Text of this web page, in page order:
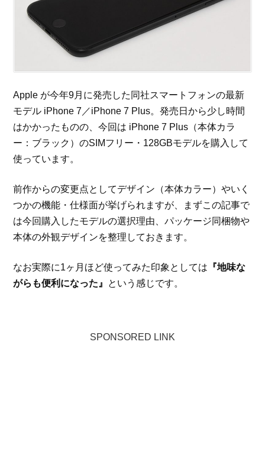
Apple が今年9月に発売した同社スマートフォンの最新
モデル iPhone 7／iPhone 7 Plus。発売日から少し時間
はかかったものの、今回は iPhone 7 Plus（本体カラ
ー：ブラック）のSIMフリー・128GBモデルを購入して
使っています。
前作からの変更点としてデザイン（本体カラー）やいく
つかの機能・仕様面が挙げられますが、まずこの記事で
は今回購入したモデルの選択理由、パッケージ同梱物や
本体の外観デザインを整理しておきます。
なお実際に1ヶ月ほど使ってみた印象としては 『地味な
がらも便利になった』 という感じです。
SPONSORED LINK